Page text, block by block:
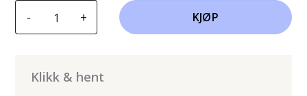
-
bodygard
+ KJØP
Klikk & hent